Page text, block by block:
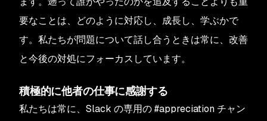
要なことは、どのように対応し、成長し、学ぶかで
す。私たちが問題について話し合うときは常に、改善
と今後の対処にフォーカスしています。
積極的に他者の仕事に感謝する
私たちは常に、Slack の専用の #appreciation チャン